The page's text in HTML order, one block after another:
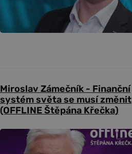
Miroslav Zámečník - Finanční
systém světa se musí změnit
(OFFLINE Štěpána Křečka)